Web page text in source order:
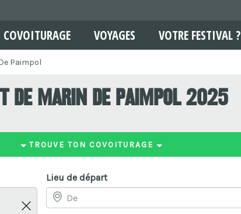
COVOITURAGE VOYAGES VOTRE FESTIVAL ?
Paimpol
De Marin De Paimpol 2025
TROUVE TON COVOITURAGE
Lieu de départ